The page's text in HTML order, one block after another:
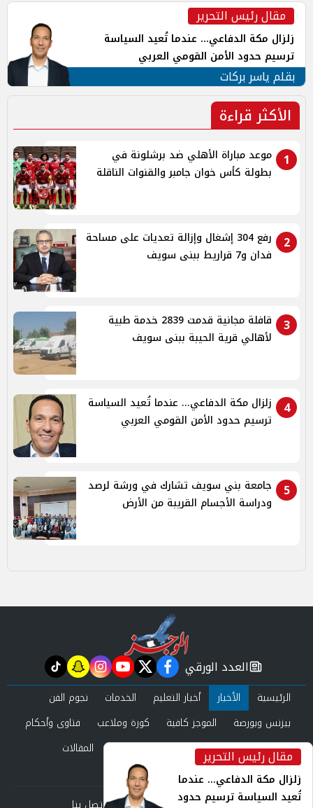
مقال رئيس التحرير
زلزال مكة الدفاعي... عندما تُعيد السياسة
ترسيم حدود الأمن القومي العربي
بقلم ياسر بركات
الأكثر قراءة
1
موعد مباراة الأهلي ضد برشلونة في
بطولة كأس خوان جامبر والقنوات الناقلة
2
رفع 304 إشغال وإزالة تعديات على مساحة
فدان و7 قراريط ببنى سويف
3
قافلة مجانية قدمت 2839 خدمة طبية
لأهالي قرية الحيبة ببنى سويف
4
زلزال مكة الدفاعي... عندما تُعيد السياسة
ترسيم حدود الأمن القومي العربي
5
جامعة بني سويف تشارك في ورشة لرصد
ودراسة الأجسام القريبة من الأرض
مقال رئيس التحرير
زلزال مكة الدفاعي... عندما
تُعيد السياسة ترسيم حدود
newspaper
العدد الورقي facebook
twitter
youtube
instagram
snapchat
tiktok
الرئيسية الأخبار أخبار التعليم الخدمات
نجوم الفن
بيزنس وبورصة
الموجز كافية كورة وملاعب
فتاوى وأحكام
صحة وجمال
عرب وعالم حوادث ومحاكم
المقالات
العدد الورقي